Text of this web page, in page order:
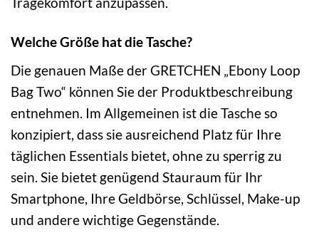
Welche Größe hat die Tasche?
Die genauen Maße der GRETCHEN „Ebony Loop
Bag Two“ können Sie der Produktbeschreibung
entnehmen. Im Allgemeinen ist die Tasche so
konzipiert, dass sie ausreichend Platz für Ihre
täglichen Essentials bietet, ohne zu sperrig zu
sein. Sie bietet genügend Stauraum für Ihr
Smartphone, Ihre Geldbörse, Schlüssel, Make-up
und andere wichtige Gegenstände.